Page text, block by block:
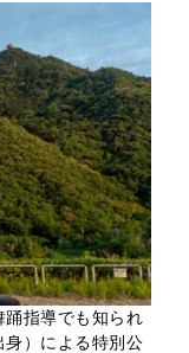
踊指導でも知られ
身）による特別公